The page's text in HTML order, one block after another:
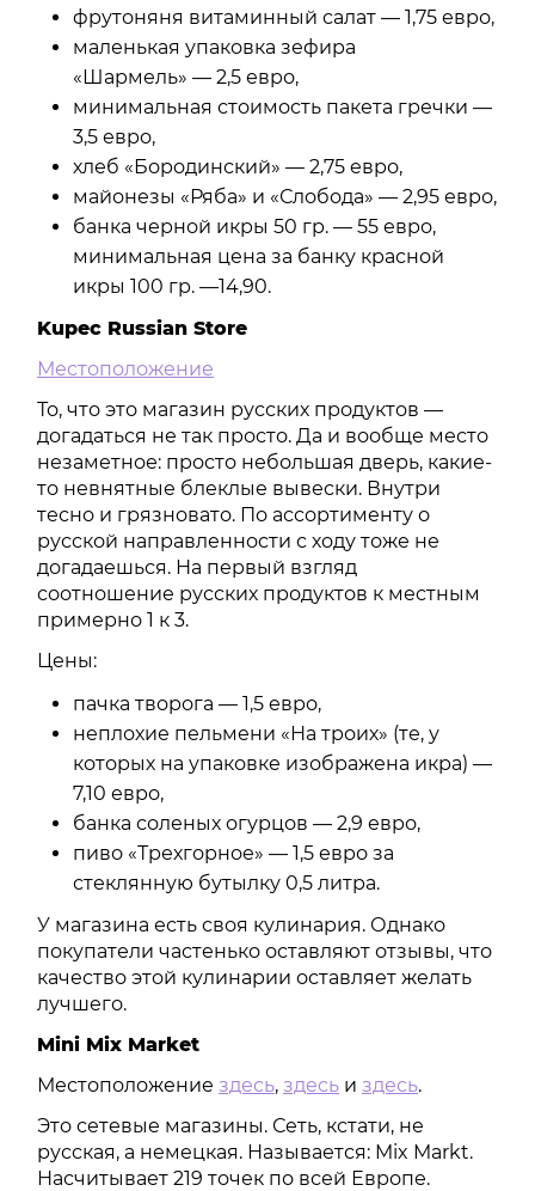
фрутоняня витаминный салат — 1,75 евро,
маленькая упаковка зефира
«Шармель» — 2,5 евро,
минимальная стоимость пакета гречки —
3,5 евро,
хлеб «Бородинский» — 2,75 евро,
майонезы «Ряба» и «Слобода» — 2,95 евро,
банка черной икры 50 гр. — 55 евро,
минимальная цена за банку красной
икры 100 гр. —14,90.
Kupec Russian Store
Местоположение
То, что это магазин русских продуктов —
догадаться не так просто. Да и вообще место
незаметное: просто небольшая дверь, какие-
то невнятные блеклые вывески. Внутри
тесно и грязновато. По ассортименту о
русской направленности с ходу тоже не
догадаешься. На первый взгляд
соотношение русских продуктов к местным
примерно 1 к 3.
Цены:
пачка творога — 1,5 евро,
неплохие пельмени «На троих» (те, у
которых на упаковке изображена икра) —
7,10 евро,
банка соленых огурцов — 2,9 евро,
пиво «Трехгорное» — 1,5 евро за
стеклянную бутылку 0,5 литра.
У магазина есть своя кулинария. Однако
покупатели частенько оставляют отзывы, что
качество этой кулинарии оставляет желать
лучшего.
Mini Mix Market
Местоположение здесь, здесь и здесь.
Это сетевые магазины. Сеть, кстати, не
русская, а немецкая. Называется: Mix Markt.
Насчитывает 219 точек по всей Европе.